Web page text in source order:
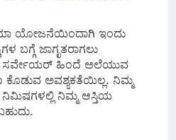
ಯೋಜನೆಯಿಂದಾಗಿ ಇಂದು
ಬಗ್ಗೆ ಜಾಗೃತರಾಗಲು
ಸರ್ವೇಯರ್ ಹಿಂದೆ ಅಲೆಯುವ
ಅವಶ್ಯಕತೆಯಿಲ್ಲ. ನಿಮ್ಮ
ನಿಮ್ಮ ಆಸ್ತಿಯ